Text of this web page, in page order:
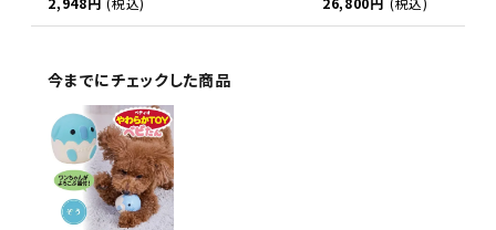
今までにチェックした商品